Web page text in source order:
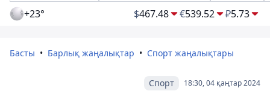
+23° $467.48 €539.52 ₽5.73
Басты Барлық жаңалықтар Спорт жаңалықтары
18:30, 04 қаңтар 2024
Спорт